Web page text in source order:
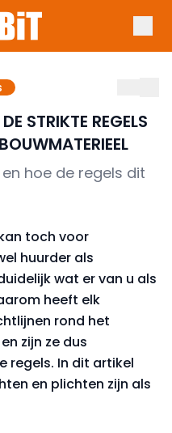
STRIKTE REGELS
hoe de regels dit
toch voor
huurder als
wat er van u als
heeft elk
rond het
zijn ze dus
regels. In dit artikel
en plichten zijn als